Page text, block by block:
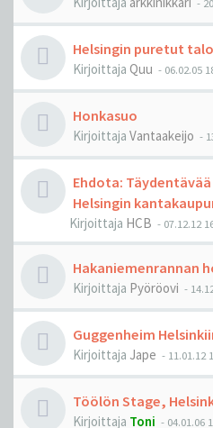
Helsingin puretut
Kirjoittaja Quu - 06.02.05
Honkasuo
Kirjoittaja Vantaakeijo -
Ehdota:
Helsingin
Kirjoittaja HCB - 07.12.12
Hakaniemenrannan
Kirjoittaja Pyöröovi -
Guggenheim
Kirjoittaja Jape - 11.01.12
Töölön Stage,
Kirjoittaja Toni - 04.01.06